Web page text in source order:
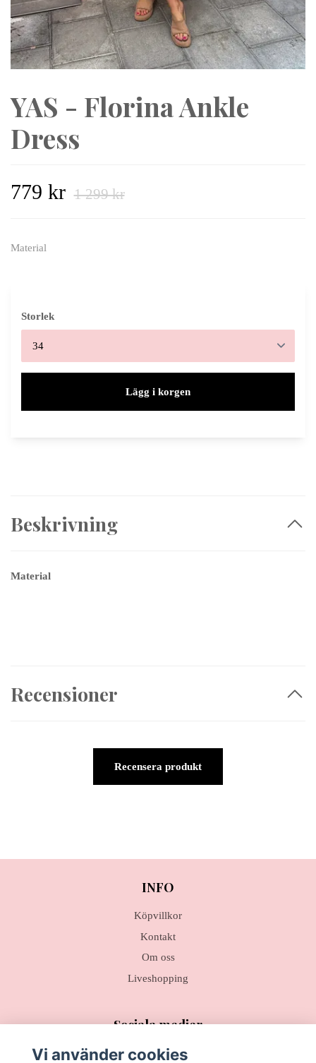
YAS - Florina Ankle
Dress
779 kr 1 299 kr
Material
Storlek
Lägg i korgen
Beskrivning
Material
Recensioner
Recensera produkt
INFO
Köpvillkor
Kontakt
Om oss
Liveshopping
Sociala medier
Vi använder cookies